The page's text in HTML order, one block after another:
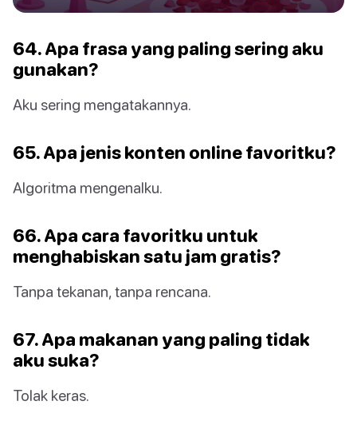
64. Apa frasa yang paling sering aku
gunakan?
Aku sering mengatakannya.
65. Apa jenis konten online favoritku?
Algoritma mengenalku.
66. Apa cara favoritku untuk
menghabiskan satu jam gratis?
Tanpa tekanan, tanpa rencana.
67. Apa makanan yang paling tidak
aku suka?
Tolak keras.